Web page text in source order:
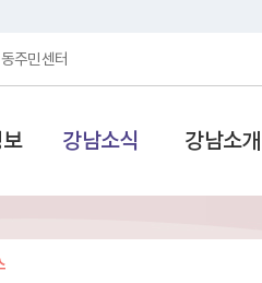
동주민센터
강남소식 강남소개